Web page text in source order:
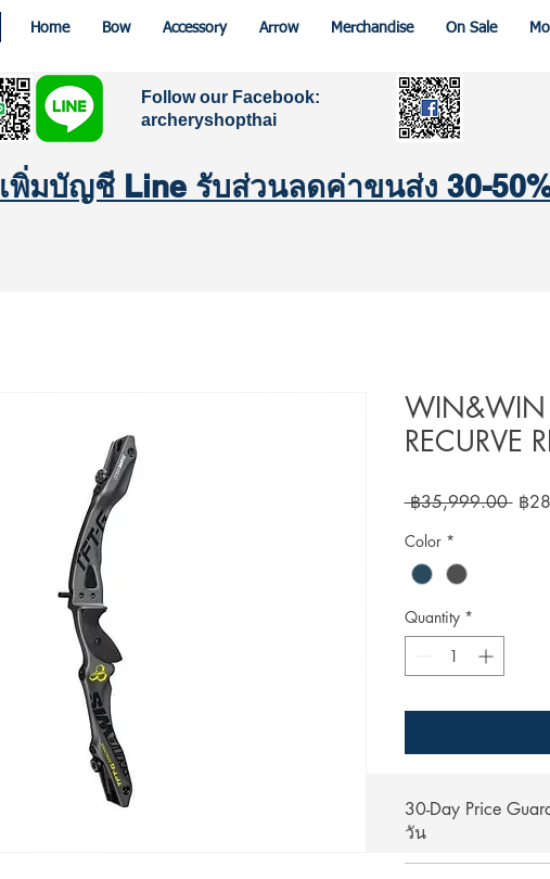
Home Bow Accessory Arrow Merchandise On Sale
WIN&WIN
RECURVE
฿35,999.00 ฿
Color *
Quantity *
30-Day Price
วัน
Follow our Facebook:
archeryshopthai
เพิ่มบัญชี Line รับส่วนลดค่าขนส่ง 30-